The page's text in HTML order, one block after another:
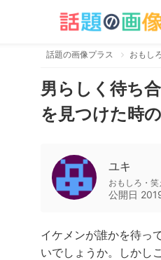
話題の画像プラス おもし
男らしく待ち
を見つけた時
ユキ
おもしろ・笑
公開日
イケメンが誰かを待っ
いでしょうか。しかし